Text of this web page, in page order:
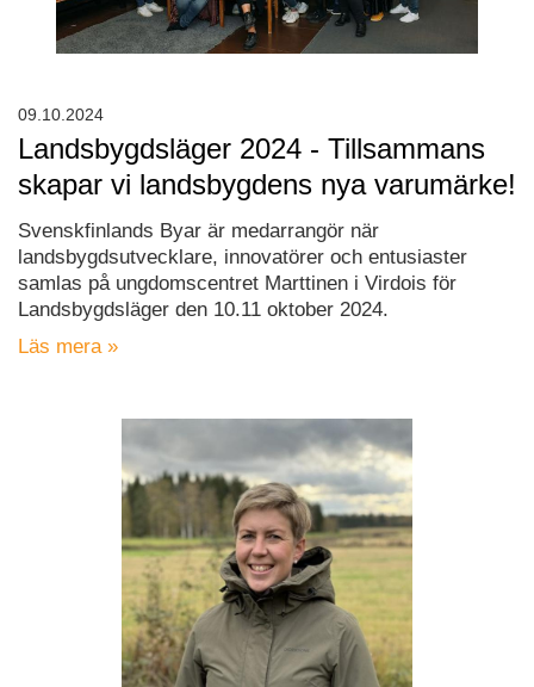
Landsbygdsläger 2024 - Tillsammans
skapar vi landsbygdens nya varumärke!
Svenskfinlands Byar är medarrangör när
landsbygdsutvecklare, innovatörer och entusiaster
samlas på ungdomscentret Marttinen i Virdois för
Landsbygdsläger den 10.11 oktober 2024.
Läs mera »
09.10.2024